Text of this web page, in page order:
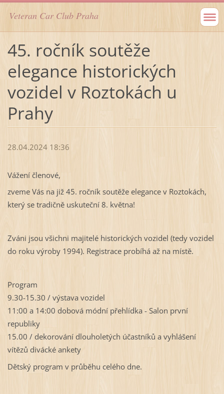
Veteran Car Club Praha
45. ročník soutěže
elegance historických
vozidel v Roztokách u
Prahy
28.04.2024 18:36
Vážení členové,
zveme Vás na již 45. ročník soutěže elegance v Roztokách,
který se tradičně uskuteční 8. května!
Zváni jsou všichni majitelé historických vozidel (tedy vozidel
do roku výroby 1994). Registrace probíhá až na místě.
Program
9.30-15.30 / výstava vozidel
11:00 a 14:00 dobová módní přehlídka - Salon první
republiky
15.00 / dekorování dlouholetých účastníků a vyhlášení
vítězů divácké ankety
Dětský program v průběhu celého dne.